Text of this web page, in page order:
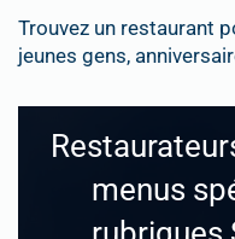
Trouvez un restaurant
jeunes gens,
menus